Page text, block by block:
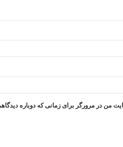
من در مرورگر برای زمانی که دوباره